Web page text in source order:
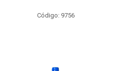
Código: 9756